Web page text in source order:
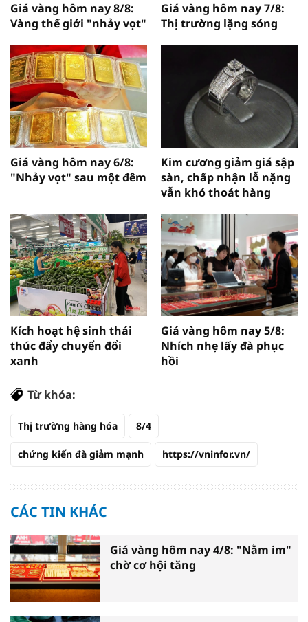
Giá vàng hôm nay 8/8:
Vàng thế giới "nhảy vọt"
Giá vàng hôm nay 7/8:
Thị trường lặng sóng
Giá vàng hôm nay 6/8:
"Nhảy vọt" sau một đêm
Kim cương giảm giá sập
sàn, chấp nhận lỗ nặng
vẫn khó thoát hàng
Kích hoạt hệ sinh thái
thúc đẩy chuyển đổi
xanh
Giá vàng hôm nay 5/8:
Nhích nhẹ lấy đà phục
hồi
Từ khóa:
Thị trường hàng hóa 8/4
chứng kiến đà giảm mạnh https://vninfor.vn/
CÁC TIN KHÁC
Giá vàng hôm nay 4/8: "Nằm im"
chờ cơ hội tăng